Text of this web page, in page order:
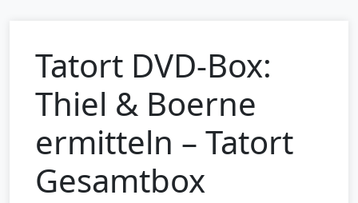
Tatort DVD-Box:
Thiel & Boerne
ermitteln – Tatort
Gesamtbox